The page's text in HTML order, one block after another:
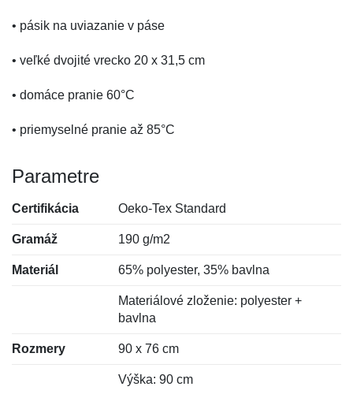
• pásik na uviazanie v páse
• veľké dvojité vrecko 20 x 31,5 cm
• domáce pranie 60°C
• priemyselné pranie až 85°C
Parametre
Certifikácia Oeko-Tex Standard
Gramáž 190 g/m2
Materiál 65% polyester, 35% bavlna
Materiálové zloženie: polyester +
bavlna
Rozmery 90 x 76 cm
Výška: 90 cm